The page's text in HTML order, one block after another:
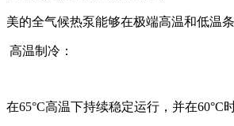
美的全气候热泵能够在极端高温和低温
高温制冷：
在65°C高温下持续稳定运行，并在60°C